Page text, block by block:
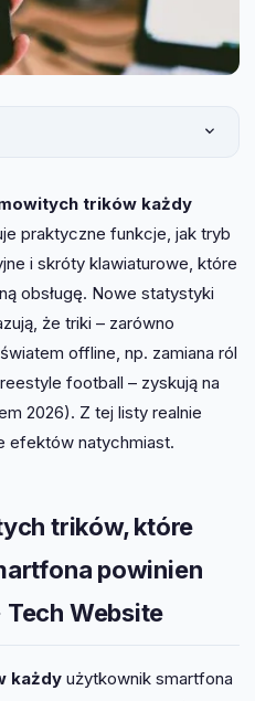
trików każdy
praktyczne funkcje, jak tryb
i skróty klawiaturowe, które
obsługę. Nowe statystyki
że triki – zarówno
offline, np. zamiana ról
football – zyskują na
2026). Z tej listy realnie
efektów natychmiast.
trików, które
powinien
Website
każdy użytkownik smartfona